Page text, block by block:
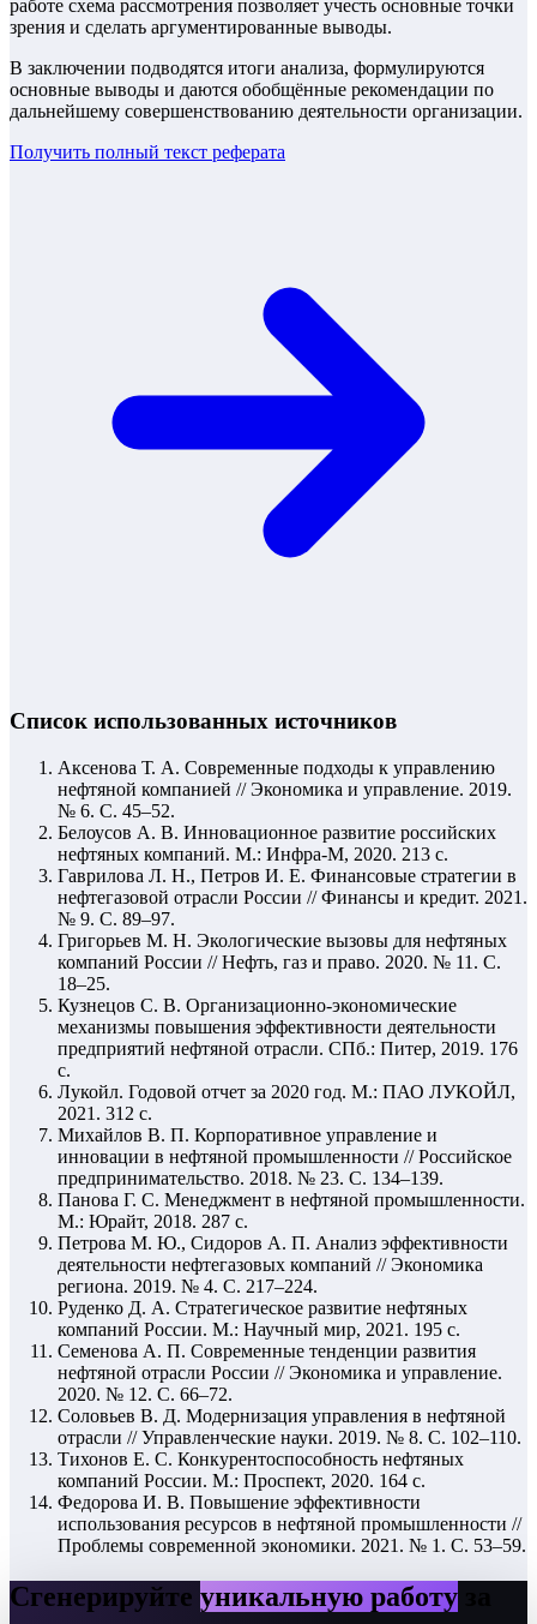
работе схема рассмотрения позволяет учесть основные точки
зрения и сделать аргументированные выводы.
В заключении подводятся итоги анализа, формулируются
основные выводы и даются обобщённые рекомендации по
дальнейшему совершенствованию деятельности организации.
Получить полный текст реферата
Список использованных источников
Аксенова Т. А. Современные подходы к управлению
нефтяной компанией // Экономика и управление. 2019.
№ 6. С. 45–52.
Белоусов А. В. Инновационное развитие российских
нефтяных компаний. М.: Инфра-М, 2020. 213 с.
Гаврилова Л. Н., Петров И. Е. Финансовые стратегии в
нефтегазовой отрасли России // Финансы и кредит. 2021.
№ 9. С. 89–97.
Григорьев М. Н. Экологические вызовы для нефтяных
компаний России // Нефть, газ и право. 2020. № 11. С.
18–25.
Кузнецов С. В. Организационно-экономические
механизмы повышения эффективности деятельности
предприятий нефтяной отрасли. СПб.: Питер, 2019. 176
с.
Лукойл. Годовой отчет за 2020 год. М.: ПАО ЛУКОЙЛ,
2021. 312 с.
Михайлов В. П. Корпоративное управление и
инновации в нефтяной промышленности // Российское
предпринимательство. 2018. № 23. С. 134–139.
Панова Г. С. Менеджмент в нефтяной промышленности.
М.: Юрайт, 2018. 287 с.
Петрова М. Ю., Сидоров А. П. Анализ эффективности
деятельности нефтегазовых компаний // Экономика
региона. 2019. № 4. С. 217–224.
Руденко Д. А. Стратегическое развитие нефтяных
компаний России. М.: Научный мир, 2021. 195 с.
Семенова А. П. Современные тенденции развития
нефтяной отрасли России // Экономика и управление.
2020. № 12. С. 66–72.
Соловьев В. Д. Модернизация управления в нефтяной
отрасли // Управленческие науки. 2019. № 8. С. 102–110.
Тихонов Е. С. Конкурентоспособность нефтяных
компаний России. М.: Проспект, 2020. 164 с.
Федорова И. В. Повышение эффективности
использования ресурсов в нефтяной промышленности //
Проблемы современной экономики. 2021. № 1. С. 53–59.
Сгенерируйте уникальную работу